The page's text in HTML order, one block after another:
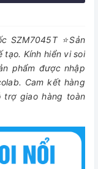
SZM7045T ⭐Sản
tạo. Kính hiển vi soi
phẩm được nhập
Cam kết hàng
trợ giao hàng toàn